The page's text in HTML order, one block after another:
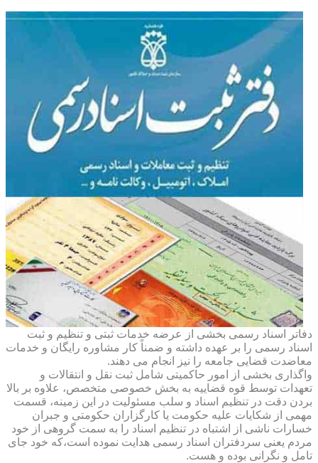
دفاتر اسناد رسمی بخشی از عرضه خدمات ثبتی و تنظیم و ثبت
اسناد رسمی را بر عهده داشته و ضمناً کار مشاوره رایگان و خدمات
معاضدت قضایی جامعه را نیز انجام می دهند.
واگذاری بخشی از امور حاکمیتی شامل ثبت نقل و انتقالات و
تعهدات توسط قوه قضاییه به بخش خصوصی متخصص، علاوه بر بالا
بردن دقت در تنظیم اسناد و سلب مسئولیت در این زمینه، قسمت
مهمی از شکایات علیه حکومت یا کارگزاران حکومتی و جبران
خسارات ناشی از اشتباه در تنظیم اسناد را به سمت گروهی از خود
مردم یعنی سردفتران اسناد رسمی هدایت نموده است،که خود جای
تامل و نگرانی بوده و هست.